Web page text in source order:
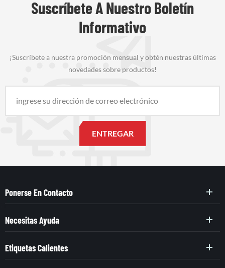
Suscríbete A Nuestro Boletín
Informativo
¡Suscríbete a nuestra promoción mensual y obtén nuestras últimas
novedades sobre productos!
Ponerse En Contacto
Necesitas Ayuda
Etiquetas Calientes